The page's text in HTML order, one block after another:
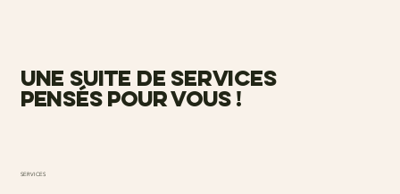
une suite de services
pensés pour vous !
SERVICES